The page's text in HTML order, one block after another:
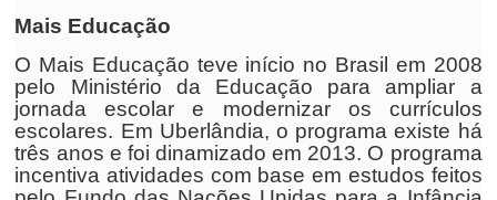
Mais Educação
O Mais Educação teve início no Brasil em 2008
pelo Ministério da Educação para ampliar a
jornada escolar e modernizar os currículos
escolares. Em Uberlândia, o programa existe há
três anos e foi dinamizado em 2013. O programa
incentiva atividades com base em estudos feitos